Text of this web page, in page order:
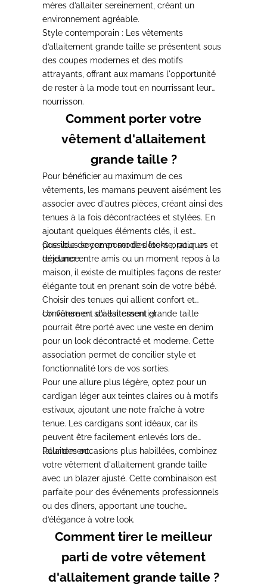
mères d’allaiter sereinement, créant un
environnement agréable.
Style contemporain : Les vêtements
d’allaitement grande taille se présentent sous
des coupes modernes et des motifs
attrayants, offrant aux mamans l'opportunité
de rester à la mode tout en nourrissant leur
nourrisson.
Comment porter votre
vêtement d'allaitement
grande taille ?
Pour bénéficier au maximum de ces
vêtements,
les mamans peuvent aisément les
associer avec d'autres pièces, créant ainsi des
tenues à la fois décontractées et stylées. En
ajoutant quelques éléments clés, il est
possible de composer des looks pratiques et
tendance.
Que vous soyez en mode détente, pour un
déjeuner entre amis ou un moment repos à la
maison, il existe de multiples façons de rester
élégante tout en prenant soin de votre bébé.
Choisir des tenues qui allient confort et
confiance en soi est essentiel.
Un vêtement d'allaitement grande taille
pourrait être porté avec une veste en denim
pour un look décontracté et moderne. Cette
association permet de concilier style et
fonctionnalité lors de vos sorties.
Pour une allure plus légère, optez pour un
cardigan léger aux teintes claires ou à motifs
estivaux, ajoutant une note fraîche à votre
tenue. Les cardigans sont idéaux, car ils
peuvent être facilement enlevés lors de
l’allaitement.
Pour des occasions plus habillées, combinez
votre vêtement d'allaitement grande taille
avec un blazer ajusté. Cette combinaison est
parfaite pour des événements professionnels
ou des dîners, apportant une touche
d’élégance à votre look.
Comment tirer le meilleur
parti de votre vêtement
d'allaitement grande taille ?